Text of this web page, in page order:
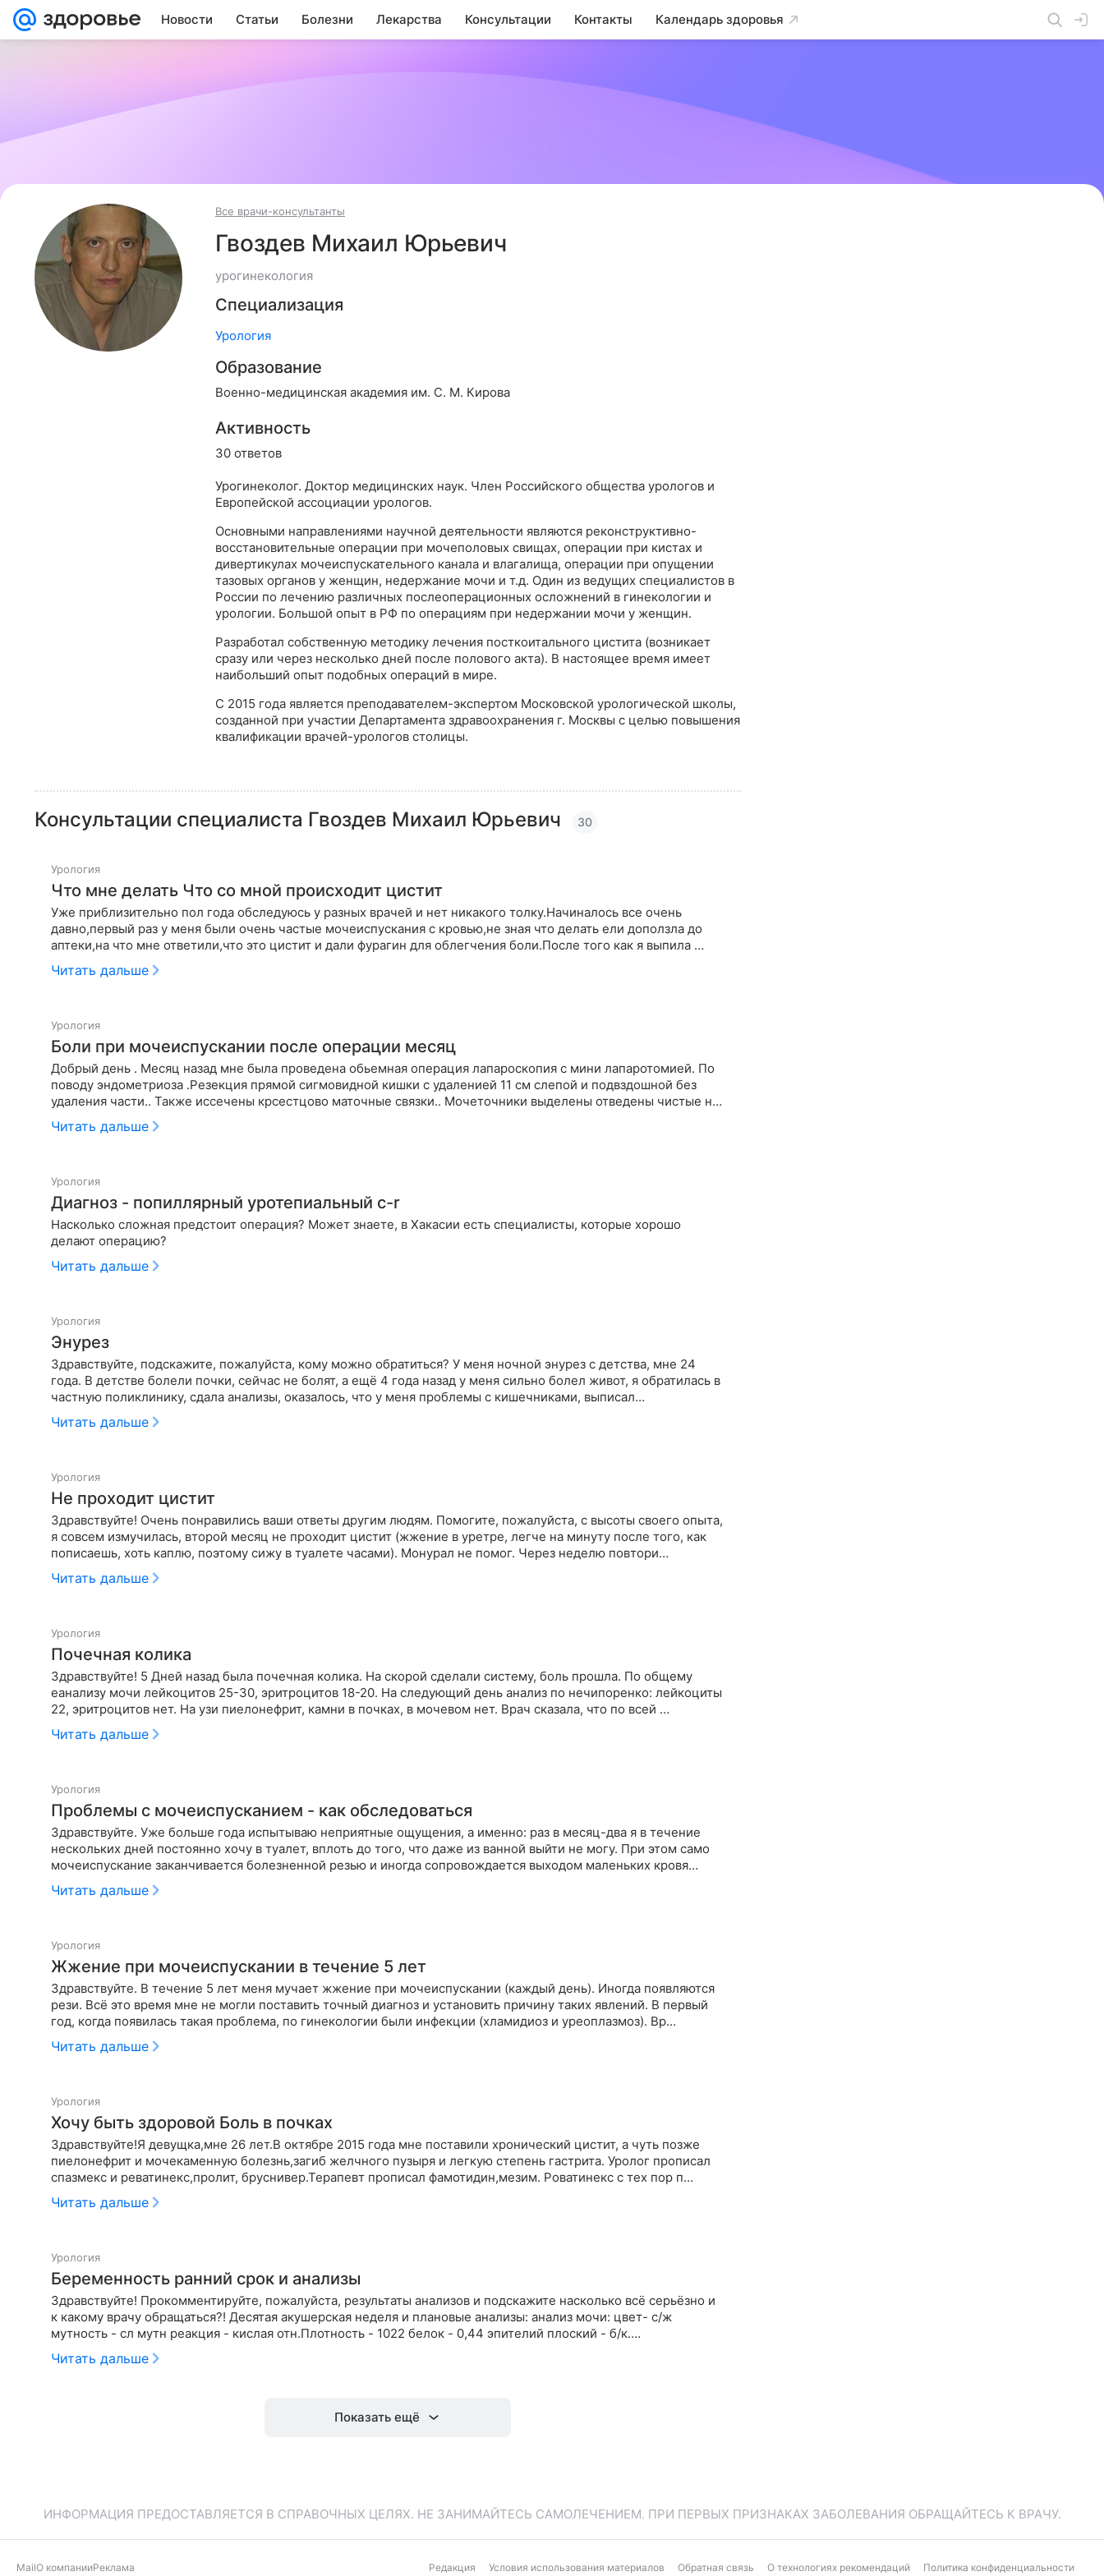
Новости Статьи Болезни Лекарства Консультации Контакты Календарь здоровья
Все врачи-консультанты
Гвоздев Михаил Юрьевич
урогинекология
Специализация
Урология
Образование
Военно-медицинская академия им. С. М. Кирова
Активность
30 ответов
Урогинеколог. Доктор медицинских наук. Член Российского общества урологов и
Европейской ассоциации урологов.
Основными направлениями научной деятельности являются реконструктивно-
восстановительные операции при мочеполовых свищах, операции при кистах и
дивертикулах мочеиспускательного канала и влагалища, операции при опущении
тазовых органов у женщин, недержание мочи и т.д. Один из ведущих специалистов в
России по лечению различных послеоперационных осложнений в гинекологии и
урологии. Большой опыт в РФ по операциям при недержании мочи у женщин.
Разработал собственную методику лечения посткоитального цистита (возникает
сразу или через несколько дней после полового акта). В настоящее время имеет
наибольший опыт подобных операций в мире.
С 2015 года является преподавателем-экспертом Московской урологической школы,
созданной при участии Департамента здравоохранения г. Москвы с целью повышения
квалификации врачей-урологов столицы.
Консультации специалиста Гвоздев Михаил Юрьевич 30
Урология
Что мне делать Что со мной происходит цистит
Уже приблизительно пол года обследуюсь у разных врачей и нет никакого толку.Начиналось все очень
давно,первый раз у меня были очень частые мочеиспускания с кровью,не зная что делать ели доползла до
аптеки,на что мне ответили,что это цистит и дали фурагин для облегчения боли.После того как я выпила …
Читать дальше
Урология
Боли при мочеиспускании после операции месяц
Добрый день . Месяц назад мне была проведена обьемная операция лапароскопия с мини лапаротомией. По
поводу эндометриоза .Резекция прямой сигмовидной кишки с удаленией 11 см слепой и подвздошной без
удаления части.. Также иссечены крсестцово маточные связки.. Мочеточники выделены отведены чистые н…
Читать дальше
Урология
Диагноз - попиллярный уротепиальный c-r
Насколько сложная предстоит операция? Может знаете, в Хакасии есть специалисты, которые хорошо
делают операцию?
Читать дальше
Урология
Энурез
Здравствуйте, подскажите, пожалуйста, кому можно обратиться? У меня ночной энурез с детства, мне 24
года. В детстве болели почки, сейчас не болят, а ещё 4 года назад у меня сильно болел живот, я обратилась в
частную поликлинику, сдала анализы, оказалось, что у меня проблемы с кишечниками, выписал…
Читать дальше
Урология
Не проходит цистит
Здравствуйте! Очень понравились ваши ответы другим людям. Помогите, пожалуйста, с высоты своего опыта,
я совсем измучилась, второй месяц не проходит цистит (жжение в уретре, легче на минуту после того, как
пописаешь, хоть каплю, поэтому сижу в туалете часами). Монурал не помог. Через неделю повтори…
Читать дальше
Урология
Почечная колика
Здравствуйте! 5 Дней назад была почечная колика. На скорой сделали систему, боль прошла. По общему
еанализу мочи лейкоцитов 25-30, эритроцитов 18-20. На следующий день анализ по нечипоренко: лейкоциты
22, эритроцитов нет. На узи пиелонефрит, камни в почках, в мочевом нет. Врач сказала, что по всей …
Читать дальше
Урология
Проблемы с мочеиспусканием - как обследоваться
Здравствуйте. Уже больше года испытываю неприятные ощущения, а именно: раз в месяц-два я в течение
нескольких дней постоянно хочу в туалет, вплоть до того, что даже из ванной выйти не могу. При этом само
мочеиспускание заканчивается болезненной резью и иногда сопровождается выходом маленьких кровя…
Читать дальше
Урология
Жжение при мочеиспускании в течение 5 лет
Здравствуйте. В течение 5 лет меня мучает жжение при мочеиспускании (каждый день). Иногда появляются
рези. Всё это время мне не могли поставить точный диагноз и установить причину таких явлений. В первый
год, когда появилась такая проблема, по гинекологии были инфекции (хламидиоз и уреоплазмоз). Вр…
Читать дальше
Урология
Хочу быть здоровой Боль в почках
Здравствуйте!Я девущка,мне 26 лет.В октябре 2015 года мне поставили хронический цистит, а чуть позже
пиелонефрит и мочекаменную болезнь,загиб желчного пузыря и легкую степень гастрита. Уролог прописал
спазмекс и реватинекс,пролит, бруснивер.Терапевт прописал фамотидин,мезим. Роватинекс с тех пор п…
Читать дальше
Урология
Беременность ранний срок и анализы
Здравствуйте! Прокомментируйте, пожалуйста, результаты анализов и подскажите насколько всё серьёзно и
к какому врачу обращаться?! Десятая акушерская неделя и плановые анализы: анализ мочи: цвет- с/ж
мутность - сл мутн реакция - кислая отн.Плотность - 1022 белок - 0,44 эпителий плоский - б/к.…
Читать дальше
Показать ещё
ИНФОРМАЦИЯ ПРЕДОСТАВЛЯЕТСЯ В СПРАВОЧНЫХ ЦЕЛЯХ. НЕ ЗАНИМАЙТЕСЬ САМОЛЕЧЕНИЕМ. ПРИ ПЕРВЫХ ПРИЗНАКАХ ЗАБОЛЕВАНИЯ ОБРАЩАЙТЕСЬ К ВРАЧУ.
MailО компанииРеклама Редакция Условия использования материалов Обратная связь О технологиях рекомендаций Политика конфиденциальности